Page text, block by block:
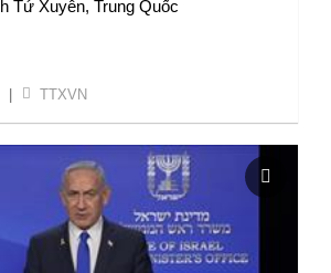
Tứ Xuyên, Trung Quốc
TTXVN